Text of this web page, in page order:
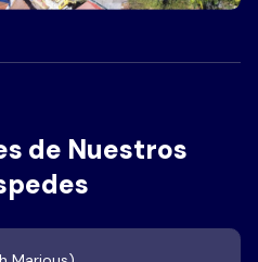
de Nuestros